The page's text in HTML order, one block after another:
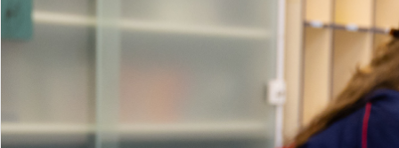
EDUCAÇÃO INFANTIL
Inglês todos os dias